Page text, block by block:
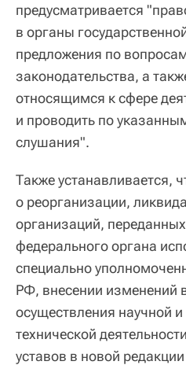
предусматривается
в органы
предложения по
законодательства, а
относящимся к сфере
и проводить по
слушания".
Также устанавливается,
о реорганизации,
организаций,
федерального органа
специально
РФ, внесении изменений
осуществления научной
технической
уставов в новой